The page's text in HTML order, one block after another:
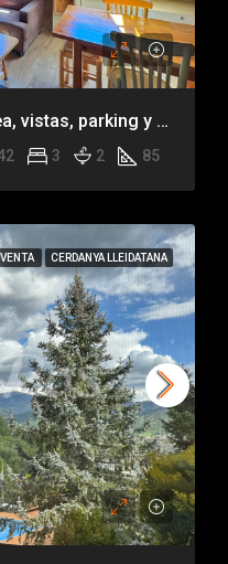
ÁTICO en PRATS, Chimenea, vistas, parking y trastero
3 2 85
VENTA CERDANYA LLEIDATANA